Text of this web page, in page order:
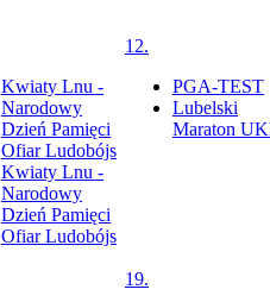
Kwiaty Lnu -
Narodowy
Dzień Pamięci
Ofiar Ludobójs
Kwiaty Lnu -
Narodowy
Dzień Pamięci
Ofiar Ludobójs
12.
PGA-TEST
Lubelski
Maraton
19.